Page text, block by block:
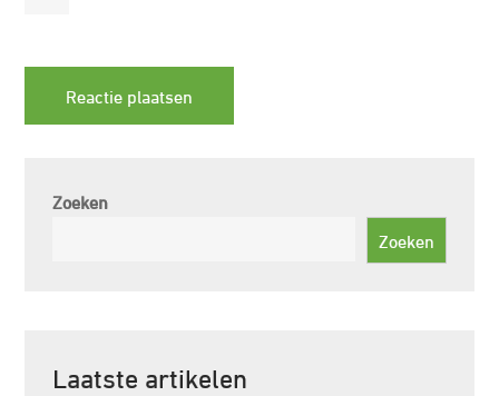
Zoeken
Zoeken
Laatste artikelen